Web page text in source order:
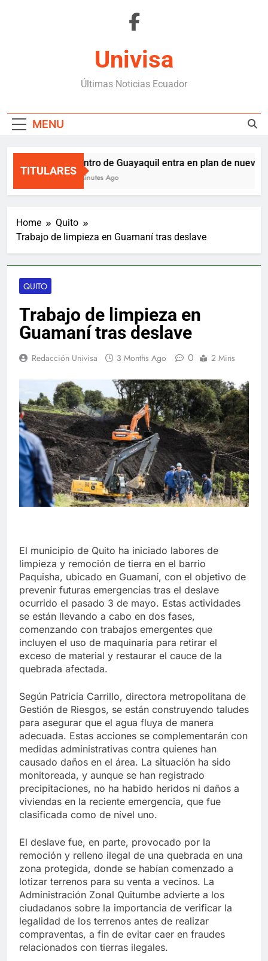
Univisa
Últimas Noticias Ecuador
MENU
TITULARES
Centro de Guayaquil entra en plan de nuevos
8 Minutes Ago
Home
Quito
Trabajo de limpieza en Guamaní tras deslave
QUITO
Trabajo de limpieza en
Guamaní tras deslave
Redacción Univisa 3 Months Ago 0 2 Mins
El municipio de Quito ha iniciado labores de
limpieza y remoción de tierra en el barrio
Paquisha, ubicado en Guamaní, con el objetivo de
prevenir futuras emergencias tras el deslave
ocurrido el pasado 3 de mayo. Estas actividades
se están llevando a cabo en dos fases,
comenzando con trabajos emergentes que
incluyen el uso de maquinaria para retirar el
exceso de material y restaurar el cauce de la
quebrada afectada.
Según Patricia Carrillo, directora metropolitana de
Gestión de Riesgos, se están construyendo taludes
para asegurar que el agua fluya de manera
adecuada. Estas acciones se complementarán con
medidas administrativas contra quienes han
causado daños en el área. La situación ha sido
monitoreada, y aunque se han registrado
precipitaciones, no ha habido heridos ni daños a
viviendas en la reciente emergencia, que fue
clasificada como de nivel uno.
El deslave fue, en parte, provocado por la
remoción y relleno ilegal de una quebrada en una
zona protegida, donde se habían comenzado a
lotizar terrenos para su venta a vecinos. La
Administración Zonal Quitumbe advierte a los
ciudadanos sobre la importancia de verificar la
legalidad de los terrenos antes de realizar
compraventas, a fin de evitar caer en fraudes
relacionados con tierras ilegales.